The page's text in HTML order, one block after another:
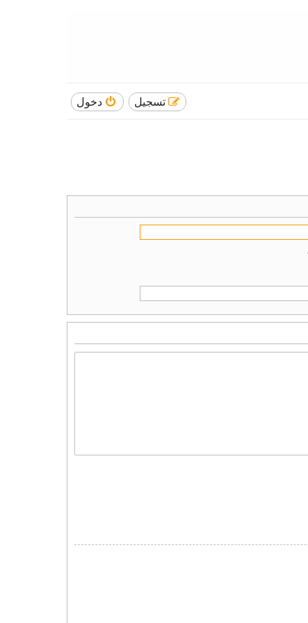
دخول تسجيل